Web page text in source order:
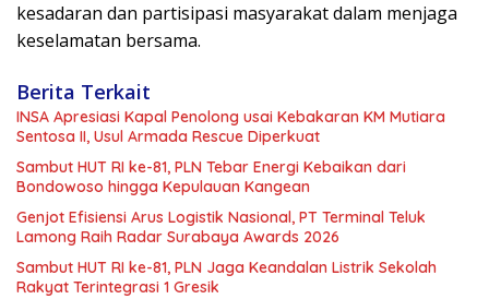
kesadaran dan partisipasi masyarakat dalam menjaga
keselamatan bersama.
Berita Terkait
INSA Apresiasi Kapal Penolong usai Kebakaran KM Mutiara
Sentosa II, Usul Armada Rescue Diperkuat
Sambut HUT RI ke-81, PLN Tebar Energi Kebaikan dari
Bondowoso hingga Kepulauan Kangean
Genjot Efisiensi Arus Logistik Nasional, PT Terminal Teluk
Lamong Raih Radar Surabaya Awards 2026
Sambut HUT RI ke-81, PLN Jaga Keandalan Listrik Sekolah
Rakyat Terintegrasi 1 Gresik